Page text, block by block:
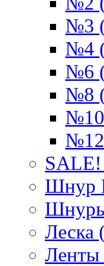
№3
№4
№6
№8
Шнур
Леска
Ленты